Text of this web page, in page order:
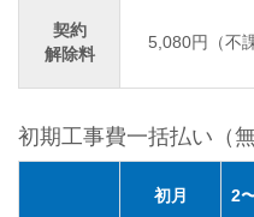
契約
解除料
5,080円（不
初期工事費一括払い（
初月 2